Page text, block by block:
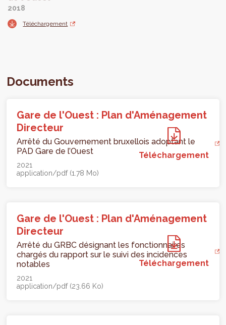
2018
Téléchargement
Documents
Gare de l'Ouest : Plan d'Aménagement
Directeur
Arrêté du Gouvernement bruxellois adoptant le
PAD Gare de l’Ouest
2021
application/pdf (1.78 Mo)
Téléchargement
Gare de l'Ouest : Plan d'Aménagement
Directeur
Arrêté du GRBC désignant les fonctionnaires
chargés du rapport sur le suivi des incidences
notables
2021
application/pdf (23.66 Ko)
Téléchargement